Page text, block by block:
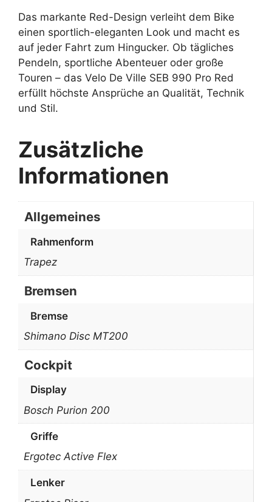
Das markante Red-Design verleiht dem Bike
einen sportlich-eleganten Look und macht es
auf jeder Fahrt zum Hingucker. Ob tägliches
Pendeln, sportliche Abenteuer oder große
Touren – das Velo De Ville SEB 990 Pro Red
erfüllt höchste Ansprüche an Qualität, Technik
und Stil.
Zusätzliche
Informationen
Allgemeines
Rahmenform
Trapez
Bremsen
Bremse
Shimano Disc MT200
Cockpit
Display
Bosch Purion 200
Griffe
Ergotec Active Flex
Lenker